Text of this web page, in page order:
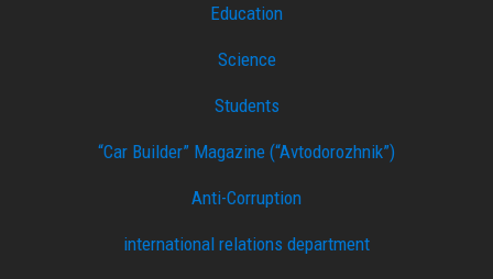
Education
Science
Students
“Car Builder” Magazine (“Avtodorozhnik”)
Anti-Corruption
international relations department